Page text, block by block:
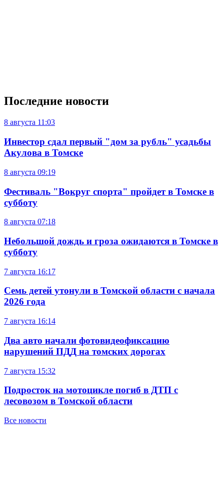
Последние новости
8 августа 11:03
Инвестор сдал первый "дом за рубль" усадьбы
Акулова в Томске
8 августа 09:19
Фестиваль "Вокруг спорта" пройдет в Томске в
субботу
8 августа 07:18
Небольшой дождь и гроза ожидаются в Томске в
субботу
7 августа 16:17
Семь детей утонули в Томской области с начала
2026 года
7 августа 16:14
Два авто начали фотовидеофиксацию
нарушений ПДД на томских дорогах
7 августа 15:32
Подросток на мотоцикле погиб в ДТП с
лесовозом в Томской области
Все новости